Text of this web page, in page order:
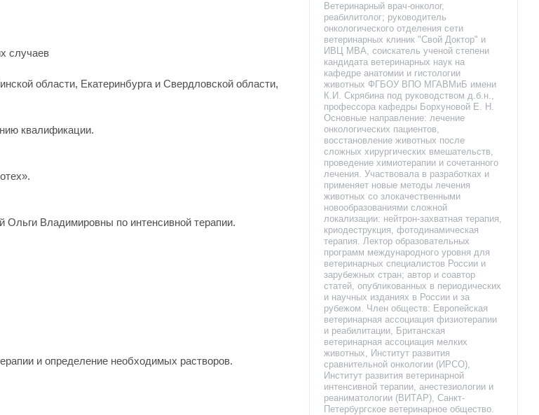
случаев
области, Екатеринбурга и Свердловской области,
квалификации.
Ольги Владимировны по интенсивной терапии.
и определение необходимых растворов.
Ветеринарный врач-онколог,
реабилитолог; руководитель
онкологического отделения сети
ветеринарных клиник "Свой Доктор" и
ИВЦ МВА, соискатель ученой степени
кандидата ветеринарных наук на
кафедре анатомии и гистологии
животных ФГБОУ ВПО МГАВМиБ имени
К.И. Скрябина под руководством д.б.н.,
профессора кафедры Борхуновой Е. Н.
Основные направление: лечение
онкологических пациентов,
восстановление животных после
сложных хирургических вмешательств,
проведение химиотерапии и сочетанного
лечения. Участвовала в разработках и
применяет новые методы лечения
животных со злокачественными
новообразованиями сложной
локализации: нейтрон-захватная терапия,
криодеструкция, фотодинамическая
терапия. Лектор образовательных
программ международного уровня для
ветеринарных специалистов России и
зарубежных стран; автор и соавтор
статей, опубликованных в периодических
и научных изданиях в России и за
рубежом. Член обществ: Европейская
ветеринарная ассоциация физиотерапии
и реабилитации, Британская
ветеринарная ассоциация мелких
животных, Институт развития
сравнительной онкологии (ИРСО),
Институт развития ветеринарной
интенсивной терапии, анестезиологии и
реаниматологии (ВИТАР), Санкт-
Петербургское ветеринарное общество.